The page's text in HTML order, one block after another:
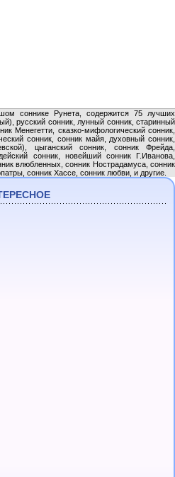
соннике Рунета, содержится 75 лучших
русский сонник, лунный сонник, старинный
Менегетти, сказко-мифологический сонник,
сонник, сонник майя, духовный сонник,
цыганский сонник, сонник Фрейда,
сонник, новейший сонник Г.Иванова,
влюбленных, сонник Нострадамуса, сонник
сонник Хассе, сонник любви, и другие.